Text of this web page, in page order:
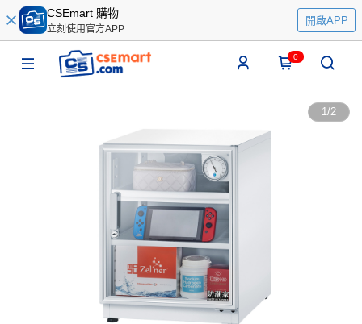
CSEmart 購物
立刻使用官方APP
開啟APP
0
1/2